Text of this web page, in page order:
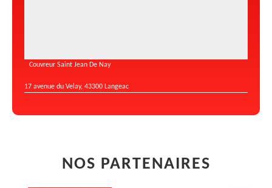
Couvreur Saint Jean De Nay
17 avenue du Velay, 43300 Langeac
NOS PARTENAIRES